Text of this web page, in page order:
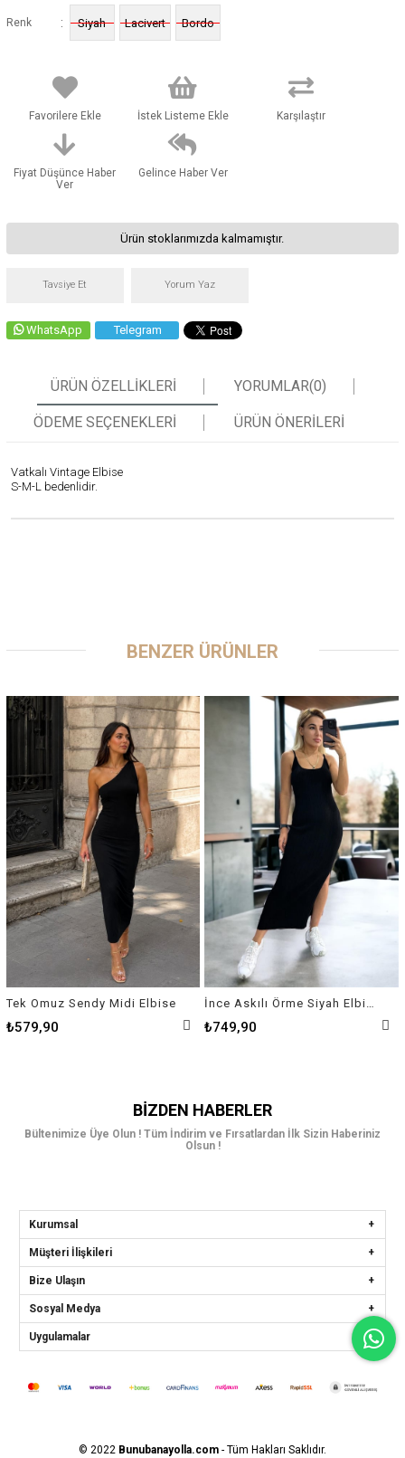
Renk : Siyah Lacivert Bordo
Favorilere Ekle İstek Listeme Ekle Karşılaştır
Fiyat Düşünce Haber
Ver
Gelince Haber Ver
Ürün stoklarımızda kalmamıştır.
Tavsiye Et Yorum Yaz
WhatsApp Telegram
ÜRÜN ÖZELLIKLERI YORUMLAR(0)
ÖDEME SEÇENEKLERI ÜRÜN ÖNERILERI
Vatkalı Vintage Elbise
S-M-L bedenlidir.
BENZER ÜRÜNLER
Tek Omuz Sendy Midi Elbise
₺579,90 ₺749,90
BIZDEN HABERLER
Bültenimize Üye Olun ! Tüm İndirim ve Fırsatlardan İlk Sizin Haberiniz
Olsun !
Kurumsal
Müşteri İlişkileri
Bize Ulaşın
Sosyal Medya
Uygulamalar
© 2022 Bunubanayolla.com- Tüm Hakları Saklıdır.